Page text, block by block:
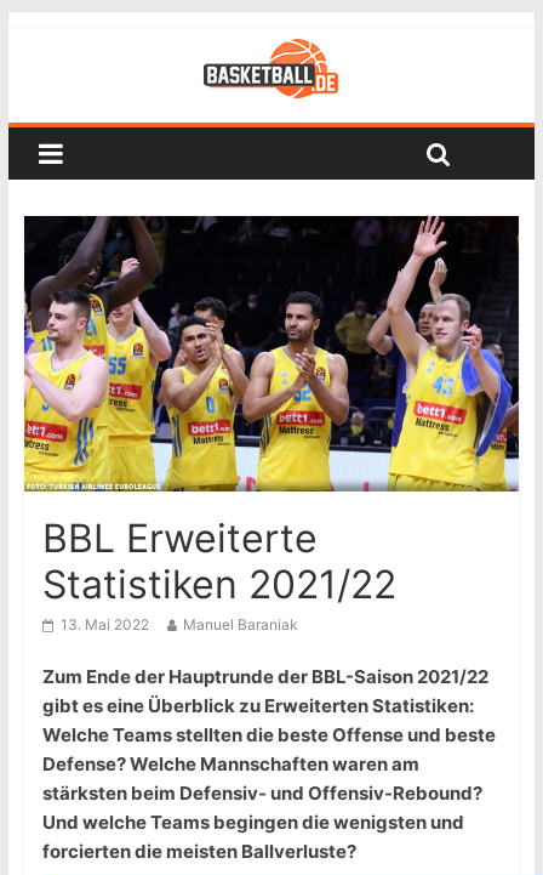
BBL Erweiterte
Statistiken 2021/22
13. Mai 2022 Manuel Baraniak
Zum Ende der Hauptrunde der BBL-Saison 2021/22
gibt es eine Überblick zu Erweiterten Statistiken:
Welche Teams stellten die beste Offense und beste
Defense? Welche Mannschaften waren am
stärksten beim Defensiv- und Offensiv-Rebound?
Und welche Teams begingen die wenigsten und
forcierten die meisten Ballverluste?